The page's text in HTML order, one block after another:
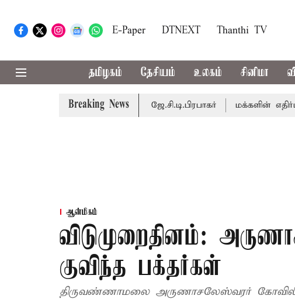
E-Paper DTNEXT Thanthi TV
தமிழகம் தேசியம் உலகம் சினிமா
Breaking News
- சபாநாயகர் ஜே.சி.டி.பிரபாகர் மக்களின் எதிர்பார்ப்பை
ஆன்மிகம்
விடுமுறைதினம்:
குவிந்த பக்தர்கள்
திருவண்ணாமலை அருணாசலேஸ்வரர்